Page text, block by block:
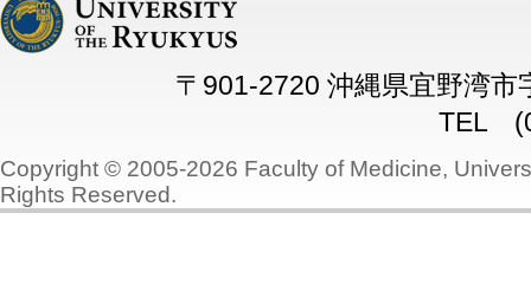
〒901-2720 沖縄県宜野湾市
TEL
Copyright © 2005-2026 Faculty of Medicine,
Rights Reserved.